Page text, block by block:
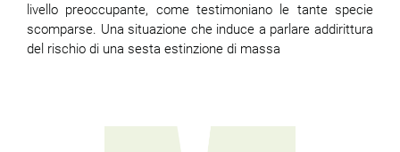
livello preoccupante, come testimoniano le tante specie
scomparse. Una situazione che induce a parlare addirittura
del rischio di una sesta estinzione di massa